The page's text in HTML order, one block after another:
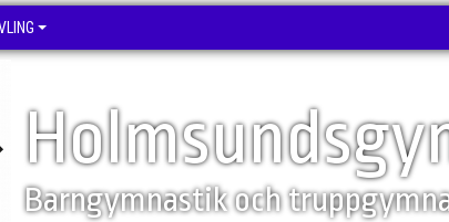
Barngymnastik och